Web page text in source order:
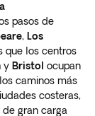
pasos de
, Los
que los centros
y Bristol ocupan
caminos más
costeras,
gran carga